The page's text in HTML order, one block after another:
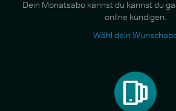
Dein Monatsabo kannst du kannst du
online kündigen.
Wähl dein